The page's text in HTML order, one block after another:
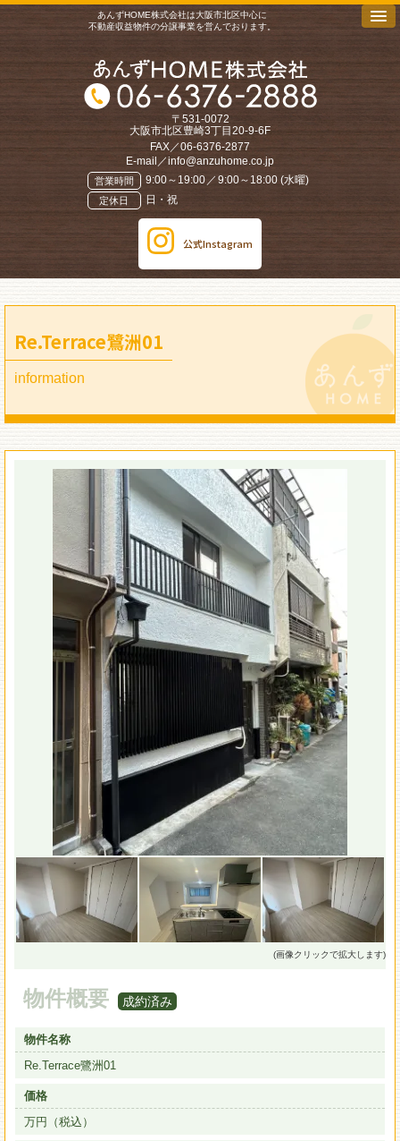
あんずHOME株式会社は大阪市北区中心に
不動産収益物件の分譲事業を営んでおります。
〒531-0072
大阪市北区豊崎3丁目20-9-6F
FAX／06-6376-2877
E-mail／info@anzuhome.co.jp
営業時間 9:00～19:00 ／ 9:00～18:00 (水曜)
定休日 日・祝
公式Instagram
Re.Terrace鷺洲01
information
(画像クリックで拡大します)
物件概要 成約済み
物件名称
Re.Terrace鷺洲01
価格
万円（税込）